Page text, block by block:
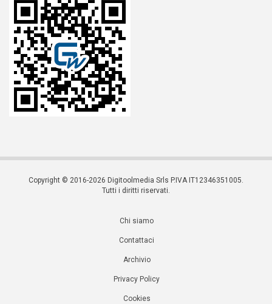
Copyright © 2016-2026 Digitoolmedia Srls P.IVA IT12346351005.
Tutti i diritti riservati.
Chi siamo
Contattaci
Archivio
Privacy Policy
Cookies